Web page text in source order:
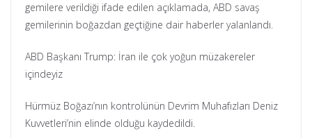
gemilere verildiği ifade edilen açıklamada, ABD savaş
gemilerinin boğazdan geçtiğine dair haberler yalanlandı.
ABD Başkanı Trump: İran ile çok yoğun müzakereler
içindeyiz
Hürmüz Boğazı’nın kontrolünün Devrim Muhafızları Deniz
Kuvvetleri’nin elinde olduğu kaydedildi.